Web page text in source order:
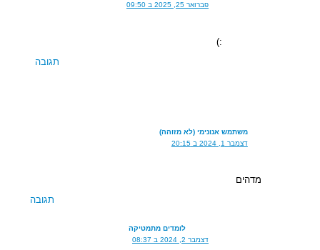
פברואר 25, 2025 ב 09:50
תגובה
משתמש אנונימי (לא מזוהה)
דצמבר 1, 2024 ב 20:15
מדהים
תגובה
לומדים מתמטיקה
דצמבר 2, 2024 ב 08:37